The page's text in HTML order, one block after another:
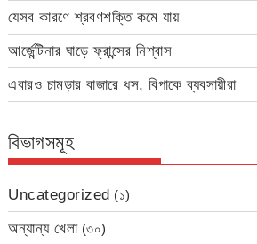
যেসব কারণে শ্রবণশক্তি কমে যায়
আর্জেন্টিনার ঘাড়ে ফ্রান্সের নিশ্বাস
এবারও চামড়ার বাজারে ধস, বিপাকে ব্যবসায়ীরা
বিভাগসমূহ
Uncategorized (১)
অন্যান্য খেলা(৩০)